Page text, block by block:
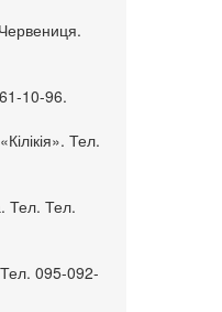
10-96.
Тел.
Тел. Тел.
095-092-